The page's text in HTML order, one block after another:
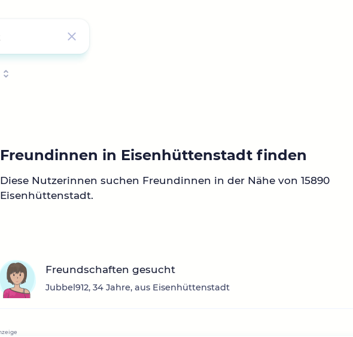
Freundinnen in Eisenhüttenstadt finden
Diese Nutzerinnen suchen Freundinnen in der Nähe von 15890
Eisenhüttenstadt.
Freundschaften gesucht
Jubbel912, 34 Jahre, aus Eisenhüttenstadt